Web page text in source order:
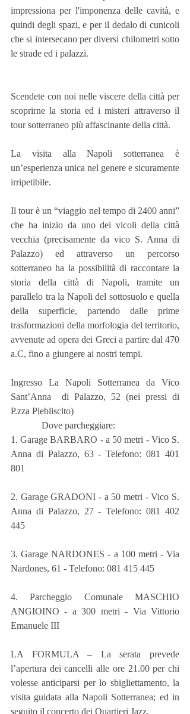
impressiona per l'imponenza delle cavità, e
quindi degli spazi, e per il dedalo di cunicoli
che si intersecano per diversi chilometri sotto
le strade ed i palazzi.
Scendete con noi nelle viscere della città per
scoprirne la storia ed i misteri attraverso il
tour sotterraneo più affascinante della città.
La visita alla Napoli sotterranea è
un’esperienza unica nel genere e sicuramente
irripetibile.
Il tour è un “viaggio nel tempo di 2400 anni”
che ha inizio da uno dei vicoli della città
vecchia (precisamente da vico S. Anna di
Palazzo) ed attraverso un percorso
sotterraneo ha la possibilità di raccontare la
storia della città di Napoli, tramite un
parallelo tra la Napoli del sottosuolo e quella
della superficie, partendo dalle prime
trasformazioni della morfologia del territorio,
avvenute ad opera dei Greci a partire dal 470
a.C, fino a giungere ai nostri tempi.
Ingresso La Napoli Sotterranea da Vico
Sant’Anna  di Palazzo, 52 (nei pressi di
P.zza Plebliscito)
             Dove parcheggiare:
1. Garage BARBARO - a 50 metri - Vico S.
Anna di Palazzo, 63 - Telefono: 081 401
801
2. Garage GRADONI - a 50 metri - Vico S.
Anna di Palazzo, 27 - Telefono: 081 402
445
3. Garage NARDONES - a 100 metri - Via
Nardones, 61 - Telefono: 081 415 445
4. Parcheggio Comunale MASCHIO
ANGIOINO - a 300 metri - Via Vittorio
Emanuele III
LA FORMULA – La serata prevede
l’apertura dei cancelli alle ore 21.00 per chi
volesse anticiparsi per lo sbigliettamento, la
visita guidata alla Napoli Sotterranea; ed in
seguito il concerto dei Quartieri Jazz.